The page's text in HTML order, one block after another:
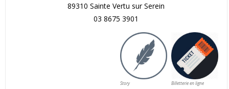
89310 Sainte Vertu sur Serein
03 8675 3901
Billetterie en ligne
Story